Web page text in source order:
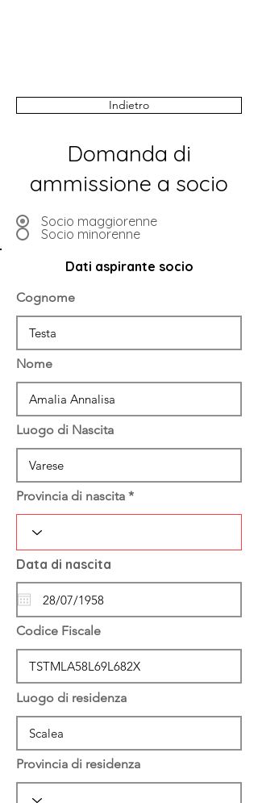
Indietro
Domanda di
ammissione a socio
Socio maggiorenne
Socio minorenne
Dati aspirante socio
Cognome
Nome
Luogo di Nascita
Provincia di nascita
Data di nascita
Codice Fiscale
Luogo di residenza
Provincia di residenza